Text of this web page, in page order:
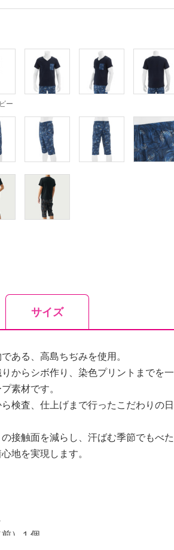
ー
サイズ
ある、高島ちぢみを使用。
からシボ作り、染色プリントまでを一
素材です。
検査、仕上げまで行ったこだわりの日
接触面を減らし、汗ばむ季節でもべた
地を実現します。
前）１個